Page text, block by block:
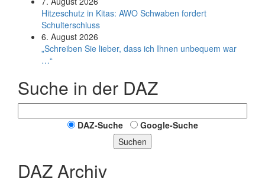
Hitzeschutz in Kitas: AWO Schwaben fordert
Schulterschluss
6. August 2026
„Schreiben Sie lieber, dass ich Ihnen unbequem war
…“
Suche in der DAZ
DAZ-Suche
Google-Suche
Suchen
DAZ Archiv